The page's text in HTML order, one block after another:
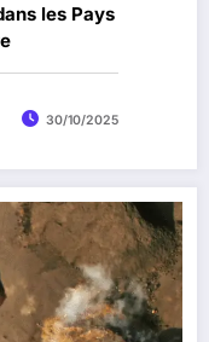
les Pays
30/10/2025